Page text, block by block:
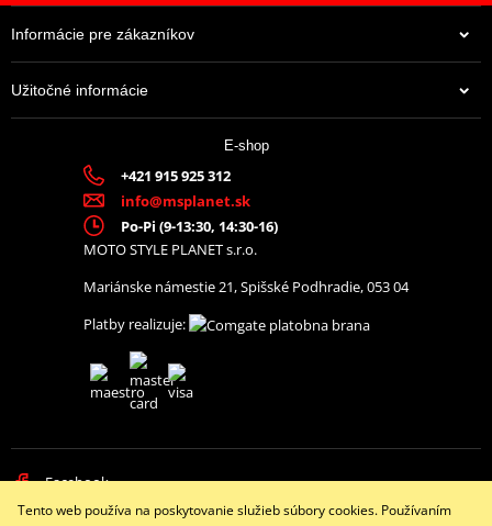
Na centrálnom sklade
Informácie pre zákazníkov
Užitočné informácie
E-shop
+421 915 925 312
info@msplanet.sk
Po-Pi (9-13:30, 14:30-16)
MOTO STYLE PLANET s.r.o.
Mariánske námestie 21, Spišské Podhradie, 053 04
Platby realizuje:
Facebook
Tento web používa na poskytovanie služieb súbory cookies. Používaním